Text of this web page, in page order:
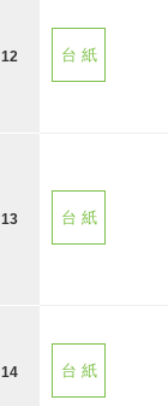
12 台 紙
13 台 紙
14 台 紙